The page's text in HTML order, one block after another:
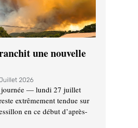
une nouvelle
2026
journée — lundi 27 juillet
extrêmement tendue sur
en ce début d’après-